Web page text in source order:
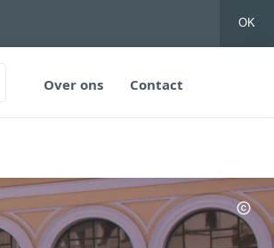
OK
Over ons Contact